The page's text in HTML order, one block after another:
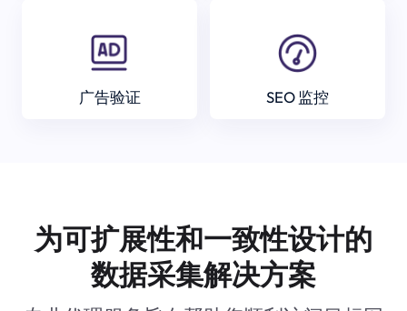
广告验证 SEO 监控
为可扩展性和一致性设计的
数据采集解决方案